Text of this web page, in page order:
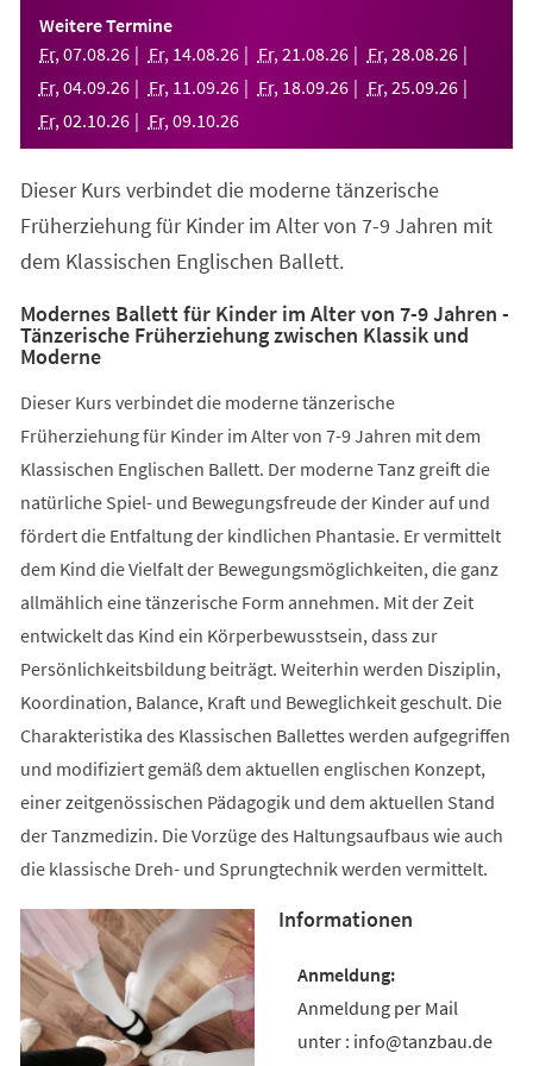
einem
neuen
Tab)
Weitere Termine
Fr, 07.08.26 Fr, 14.08.26 Fr, 21 .08.26 Fr, 28.08.26
Fr, 04.09.26 Fr, 11 .09.26 Fr, 18.09.26 Fr, 25.09.26
Fr, 02.10.26 Fr, 09.10.26
Dieser Kurs verbindet die moderne tänzerische
Früherziehung für Kinder im Alter von 7-9 Jahren mit
dem Klassischen Englischen Ballett.
Modernes Ballett für Kinder im Alter von 7-9 Jahren -
Tänzerische Früherziehung zwischen Klassik und
Moderne
Dieser Kurs verbindet die moderne tänzerische
Früherziehung für Kinder im Alter von 7-9 Jahren mit dem
Klassischen Englischen Ballett. Der moderne Tanz greift die
natürliche Spiel- und Bewegungsfreude der Kinder auf und
fördert die Entfaltung der kindlichen Phantasie. Er vermittelt
dem Kind die Vielfalt der Bewegungsmöglichkeiten, die ganz
allmählich eine tänzerische Form annehmen. Mit der Zeit
entwickelt das Kind ein Körperbewusstsein, dass zur
Persönlichkeitsbildung beiträgt. Weiterhin werden Disziplin,
Koordination, Balance, Kraft und Beweglichkeit geschult. Die
Charakteristika des Klassischen Ballettes werden aufgegriffen
und modifiziert gemäß dem aktuellen englischen Konzept,
einer zeitgenössischen Pädagogik und dem aktuellen Stand
der Tanzmedizin. Die Vorzüge des Haltungsaufbaus wie auch
die klassische Dreh- und Sprungtechnik werden vermittelt.
Informationen
Anmeldung per Mail
unter : info@tanzbau.de